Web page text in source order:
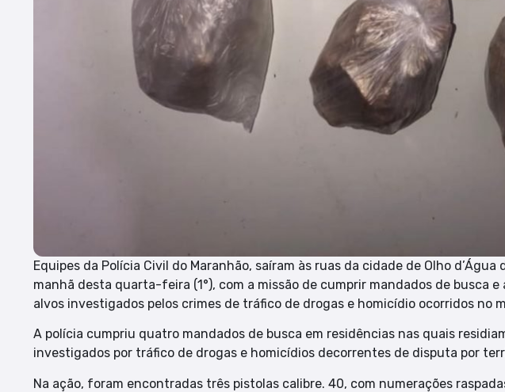
Equipes da Polícia Civil do Maranhão, saíram às ruas da cidade de Olho d’Água
manhã desta quarta-feira (1°), com a missão de cumprir mandados de busca e
alvos investigados pelos crimes de tráfico de drogas e homicídio ocorridos no
A polícia cumpriu quatro mandados de busca em residências nas quais
investigados por tráfico de drogas e homicídios decorrentes de disputa por
Na ação, foram encontradas três pistolas calibre. 40, com numerações